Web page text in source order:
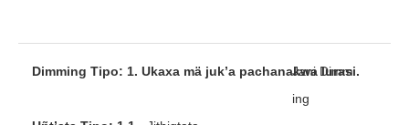
Dimming Tipo: 1. Ukaxa mä juk’a pachanakwa lurasi.
Jani Dimm
ing